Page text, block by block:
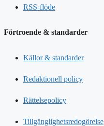
RSS-flöde
Förtroende & standarder
Källor & standarder
Redaktionell policy
Rättelsepolicy
Tillgänglighetsredogörelse